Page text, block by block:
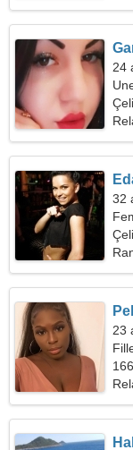
24
32
23